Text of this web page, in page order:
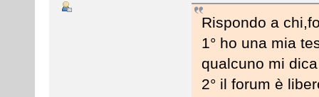
Rispondo a
1° ho una mia
qualcuno mi
2° il forum è